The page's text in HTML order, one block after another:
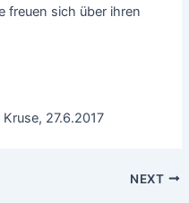
freuen sich über ihren
27.6.2017
NEXT